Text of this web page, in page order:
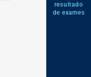
resultado
de exames